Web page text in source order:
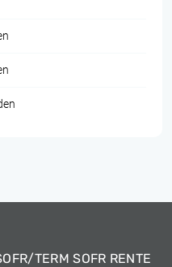
TERM SOFR RENTE